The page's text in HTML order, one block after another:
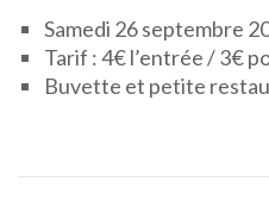
Samedi 26 septembre
Tarif : 4€ l’entrée / 3€
Buvette et petite